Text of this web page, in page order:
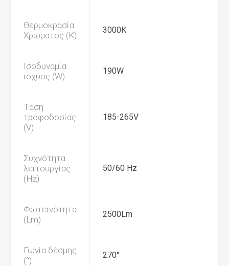
Θερμοκρασία
Χρώματος (K)
3000K
Ισοδυναμία
ισχύος (W)
190W
Τάση
τροφοδοσίας
(V)
185-265V
Συχνότητα
λειτουργίας
(Hz)
50/60 Hz
Φωτεινότητα
(Lm)
2500Lm
Γωνία δέσμης
(°)
270°